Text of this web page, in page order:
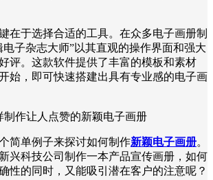
在于选择合适的工具。在众多电子画册制
子杂志大师”以其直观的操作界面和强大
评。这款软件提供了丰富的模板和素材
始，即可快速搭建出具有专业感的电子画
简单例子来探讨如何制作新颖电子画册。
兴科技公司制作一本产品宣传画册，如何
性的同时，又能吸引潜在客户的注意呢？